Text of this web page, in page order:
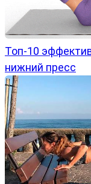
Топ-10
нижний пресс